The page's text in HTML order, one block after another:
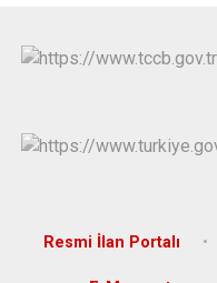
Resmi İlan Portalı